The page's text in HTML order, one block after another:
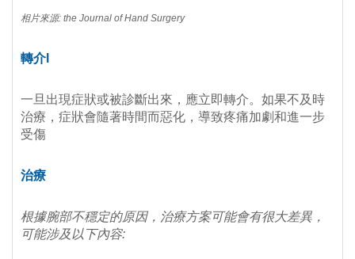
相片來源: the Journal of Hand Surgery
轉介l
一旦出現症狀或被診斷出來，應立即轉介。如果不及時
治療，症狀會隨著時間而惡化，導致疼痛加劇和進一步
受傷
治療
根據腕部不穩定的原因，治療方案可能會有很大差異，
可能涉及以下內容: